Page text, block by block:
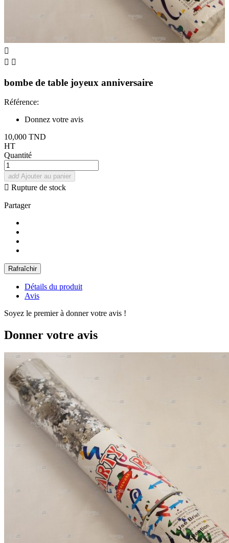

 
bombe de table joyeux anniversaire
Référence:
Donnez votre avis
10,000 TND
HT
Quantité
add Ajouter au panier
 Rupture de stock
Partager
Détails du produit
Avis
Soyez le premier à donner votre avis !
Donner votre avis